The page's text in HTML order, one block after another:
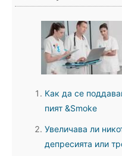
Как да се
пият &Smoke
Увеличава ли
депресията или